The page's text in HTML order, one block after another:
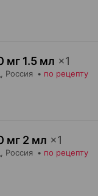
мг 1.5 мл ×1
, Россия • по рецепту
мг 2 мл ×1
, Россия • по рецепту